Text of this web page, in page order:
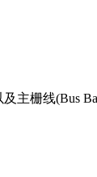
主栅线(Bus